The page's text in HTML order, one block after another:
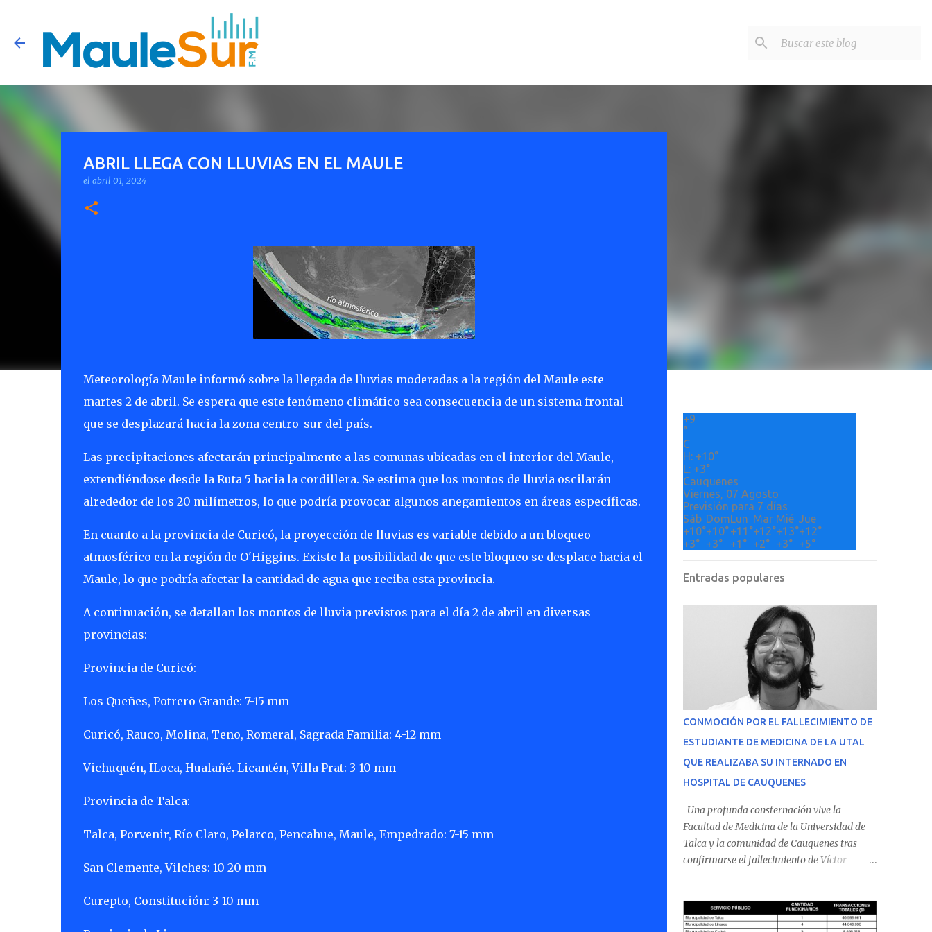
ABRIL LLEGA CON LLUVIAS EN EL MAULE
el abril 01, 2024
Meteorología Maule informó sobre la llegada de lluvias moderadas a la región del Maule este
martes 2 de abril. Se espera que este fenómeno climático sea consecuencia de un sistema frontal
que se desplazará hacia la zona centro-sur del país.
Las precipitaciones afectarán principalmente a las comunas ubicadas en el interior del Maule,
extendiéndose desde la Ruta 5 hacia la cordillera. Se estima que los montos de lluvia oscilarán
alrededor de los 20 milímetros, lo que podría provocar algunos anegamientos en áreas específicas.
En cuanto a la provincia de Curicó, la proyección de lluvias es variable debido a un bloqueo
atmosférico en la región de O'Higgins. Existe la posibilidad de que este bloqueo se desplace hacia el
Maule, lo que podría afectar la cantidad de agua que reciba esta provincia.
A continuación, se detallan los montos de lluvia previstos para el día 2 de abril en diversas
provincias:
Provincia de Curicó:
Los Queñes, Potrero Grande: 7-15 mm
Curicó, Rauco, Molina, Teno, Romeral, Sagrada Familia: 4-12 mm
Vichuquén, ILoca, Hualañé. Licantén, Villa Prat: 3-10 mm
Provincia de Talca:
Talca, Porvenir, Río Claro, Pelarco, Pencahue, Maule, Empedrado: 7-15 mm
San Clemente, Vilches: 10-20 mm
Curepto, Constitución: 3-10 mm
+9
°
C
H: +10°
L: +3°
Cauquenes
Viernes, 07 Agosto
Previsión para 7 días
Sáb DomLun Mar Mié Jue
+10°+10°+11°+12°+13°+12°
+3° +3° +1° +2° +3° +5°
Entradas populares
CONMOCIÓN POR EL FALLECIMIENTO DE
ESTUDIANTE DE MEDICINA DE LA UTAL
QUE REALIZABA SU INTERNADO EN
HOSPITAL DE CAUQUENES
Una profunda consternación vive la
Facultad de Medicina de la Universidad de
Talca y la comunidad de Cauquenes tras
confirmarse el fallecimiento de Víctor
Cauquenes. De acuerdo con los antecedentes
conocidos, el joven se presentó a cumplir su